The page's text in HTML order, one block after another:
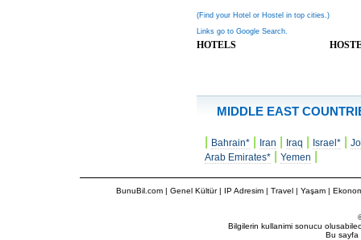
(Find your Hotel or Hostel in top cities.)
Links go to Google Search.
HOTELS
MIDDLE EAST
Bahrain* Iran Iraq Israel*
Arab Emirates*
Yemen
BunuBil.com| Genel Kültür| IP Adresim| Travel| Yaşam |
Bilgilerin kullanimi sonucu
Bu sayfa